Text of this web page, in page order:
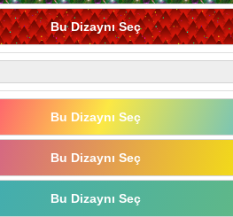
Bu Dizaynı Seç
Bu Dizaynı Seç
Bu Dizaynı Seç
Bu Dizaynı Seç